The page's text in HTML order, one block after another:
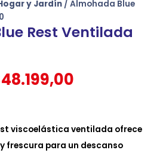
y Jardín / Almohada Blue
Rest Ventilada
48.199,00
viscoelástica ventilada ofrece
frescura para un descanso